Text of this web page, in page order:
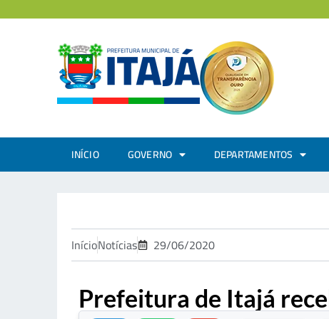
INÍCIO GOVERNO DEPARTAMENTOS
InícioNotícias 29/06/2020
Prefeitura de Itajá